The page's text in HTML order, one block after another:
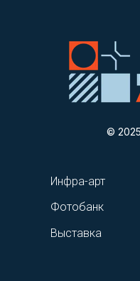
Инфра-арт
Фотобанк
Выставка
©